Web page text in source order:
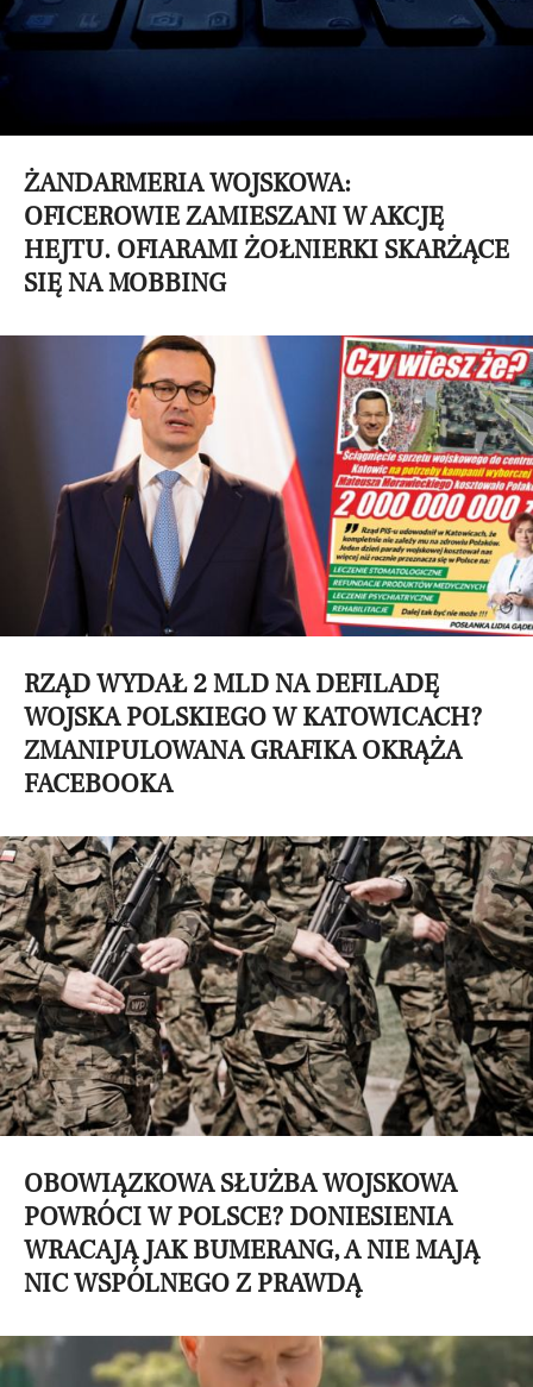
ŻANDARMERIA WOJSKOWA:
OFICEROWIE ZAMIESZANI W AKCJĘ
HEJTU. OFIARAMI ŻOŁNIERKI SKARŻĄCE
SIĘ NA MOBBING
RZĄD WYDAŁ 2 MLD NA DEFILADĘ
WOJSKA POLSKIEGO W KATOWICACH?
ZMANIPULOWANA GRAFIKA OKRĄŻA
FACEBOOKA
OBOWIĄZKOWA SŁUŻBA WOJSKOWA
POWRÓCI W POLSCE? DONIESIENIA
WRACAJĄ JAK BUMERANG, A NIE MAJĄ
NIC WSPÓLNEGO Z PRAWDĄ